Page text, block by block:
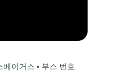
이거스 ▪ 부스 번호